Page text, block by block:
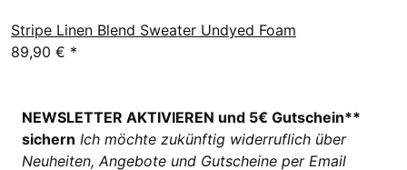
Stripe Linen Blend Sweater Undyed Foam
89,90 € *
NEWSLETTER AKTIVIEREN und 5€ Gutschein**
sichern Ich möchte zukünftig widerruflich über
Neuheiten, Angebote und Gutscheine per Email